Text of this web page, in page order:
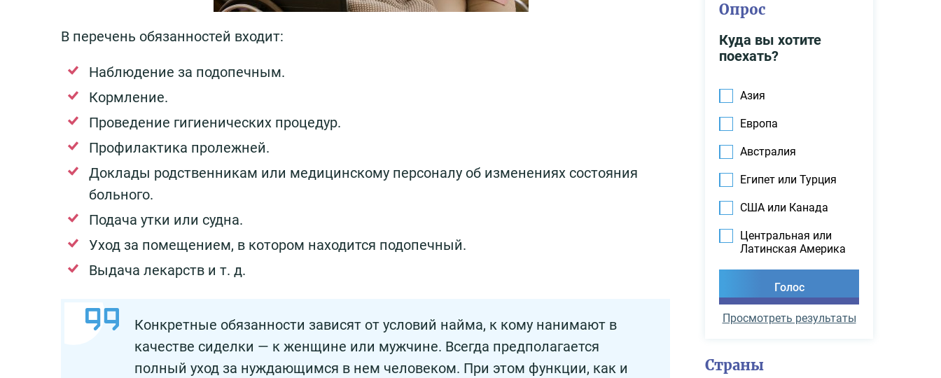
В перечень обязанностей входит:
Наблюдение за подопечным.
Кормление.
Проведение гигиенических процедур.
Профилактика пролежней.
Доклады родственникам или медицинскому персоналу об изменениях состояния
больного.
Подача утки или судна.
Уход за помещением, в котором находится подопечный.
Выдача лекарств и т. д.
Конкретные обязанности зависят от условий найма, к кому нанимают в
качестве сиделки — к женщине или мужчине. Всегда предполагается
полный уход за нуждающимся в нем человеком. При этом функции, как и
Опрос
Куда вы хотите
поехать?
Азия
Европа
Австралия
Египет или Турция
США или Канада
Центральная или
Латинская Америка
Просмотреть результаты
Страны